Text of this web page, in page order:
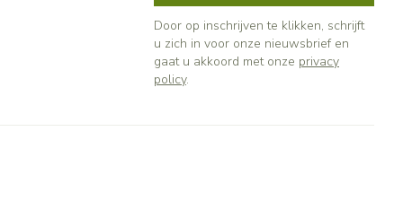
Door op inschrijven te klikken, schrijft
u zich in voor onze nieuwsbrief en
gaat u akkoord met onze privacy
policy.